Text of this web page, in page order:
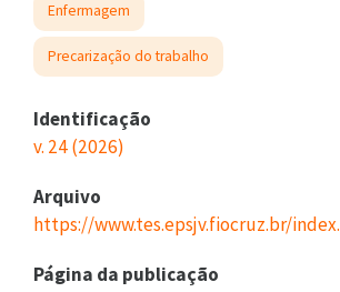
Enfermagem
Precarização do trabalho
Identificação
v. 24 (2026)
Arquivo
https://www.tes.epsjv.fiocruz.br/
Página da publicação